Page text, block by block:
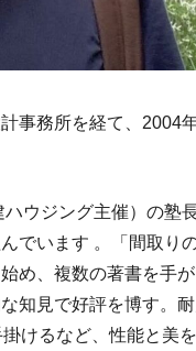
事務所を経て、2004
ウジング主催）の塾
でいます 。
「間取り
め、複数の著書を手が
知見で好評を博す。
けるなど、性能と美